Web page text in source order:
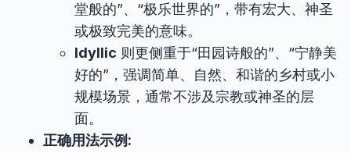
堂般的”、“极乐世界的”，带有宏大、神圣
或极致完美的意味。
Idyllic 则更侧重于“田园诗般的”、“宁静美
好的”，强调简单、自然、和谐的乡村或小
规模场景，通常不涉及宗教或神圣的层
面。
正确用法示例: